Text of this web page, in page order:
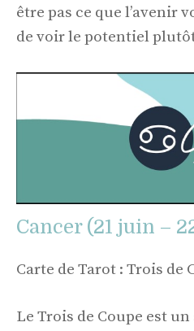
être pas ce que l’avenir
de voir le potentiel
Cancer (21 juin –
Carte de Tarot : Trois de
Le Trois de Coupe est